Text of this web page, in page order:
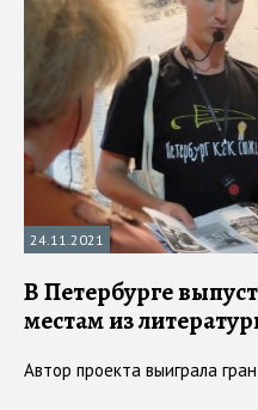
24.11.2021
В Петербурге
местам из
Автор проекта выиграла